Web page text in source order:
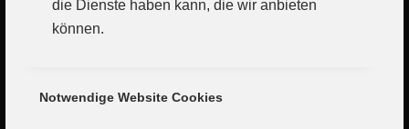
die Dienste haben kann, die wir anbieten
können.
Notwendige Website Cookies